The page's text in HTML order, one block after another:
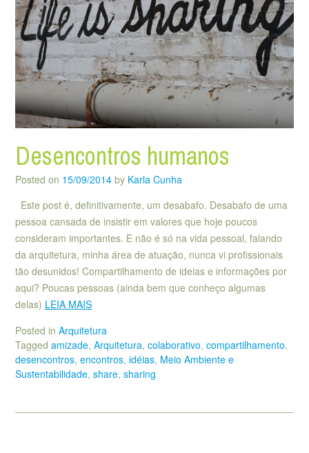
Desencontros humanos
Posted on 15/09/2014 by Karla Cunha
Este post é, definitivamente, um desabafo. Desabafo de uma
pessoa cansada de insistir em valores que hoje poucos
consideram importantes. E não é só na vida pessoal, falando
da arquitetura, minha área de atuação, nunca vi profissionais
tão desunidos! Compartilhamento de ideias e informações por
aqui? Poucas pessoas (ainda bem que conheço algumas
delas) LEIA MAIS
Posted in Arquitetura
Tagged amizade, Arquitetura, colaborativo, compartilhamento,
desencontros, encontros, idéias, Meio Ambiente e
Sustentabilidade, share, sharing